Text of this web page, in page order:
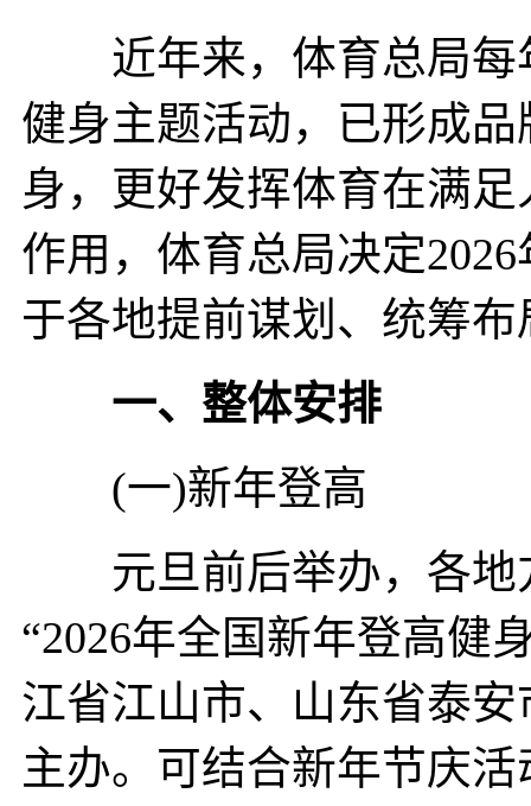
近年来，体育总局每
健身主题活动，已形成
身，更好发挥体育在满
作用，体育总局决定
于各地提前谋划、统筹
一、整体安排
(一)新年登高
元旦前后举办，各地
“2026年全国新年登高健
江省江山市、山东省泰
主办。可结合新年节庆